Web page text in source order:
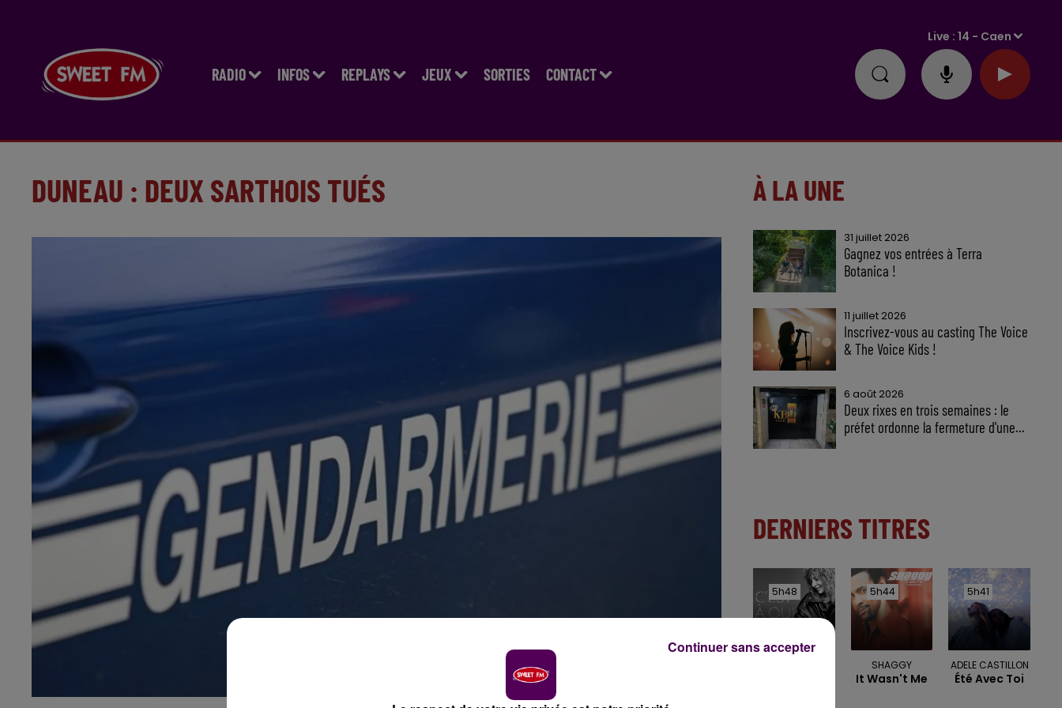
RADIO INFOS REPLAYS JEUX SORTIES CONTACT
Live :14 - Caen
DUNEAU : DEUX SARTHOIS TUÉS À LA UNE
31 juillet 2026
Gagnez vos entrées à Terra
Botanica !
11 juillet 2026
Inscrivez-vous au casting The Voice
& The Voice Kids !
6 août 2026
Deux rixes en trois semaines : le
préfet ordonne la fermeture d'une...
DERNIERS TITRES
5h48
5h48 5h44
5h44
SHAGGY
It Wasn't Me
5h41
5h41
ADELE CASTILLON
Été Avec Toi
Continuer sans accepter